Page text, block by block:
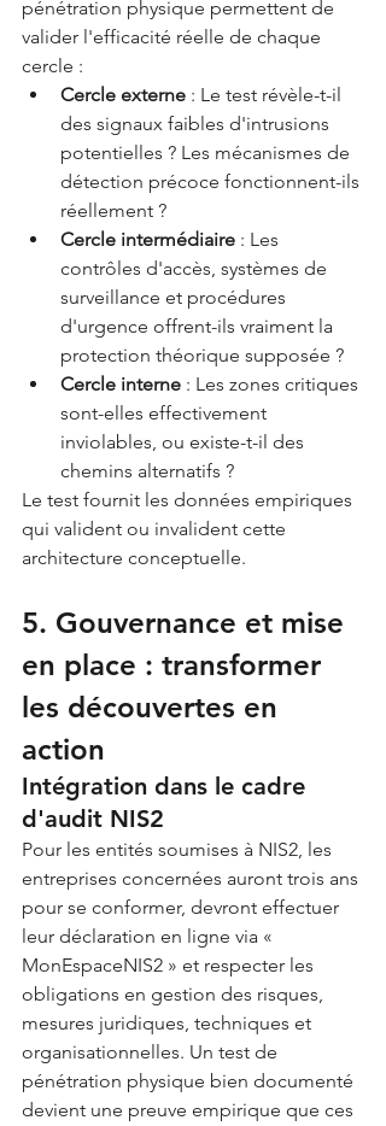
pénétration physique permettent de
valider l'efficacité réelle de chaque
cercle :
Cercle externe : Le test révèle-t-il
des signaux faibles d'intrusions
potentielles ? Les mécanismes de
détection précoce fonctionnent-ils
réellement ?
Cercle intermédiaire : Les
contrôles d'accès, systèmes de
surveillance et procédures
d'urgence offrent-ils vraiment la
protection théorique supposée ?
Cercle interne : Les zones critiques
sont-elles effectivement
inviolables, ou existe-t-il des
chemins alternatifs ?
Le test fournit les données empiriques
qui valident ou invalident cette
architecture conceptuelle.
5. Gouvernance et mise
en place : transformer
les découvertes en
action
Intégration dans le cadre
d'audit NIS2
Pour les entités soumises à NIS2, les
entreprises concernées auront trois ans
pour se conformer, devront effectuer
leur déclaration en ligne via «
MonEspaceNIS2 » et respecter les
obligations en gestion des risques,
mesures juridiques, techniques et
organisationnelles. Un test de
pénétration physique bien documenté
devient une preuve empirique que ces